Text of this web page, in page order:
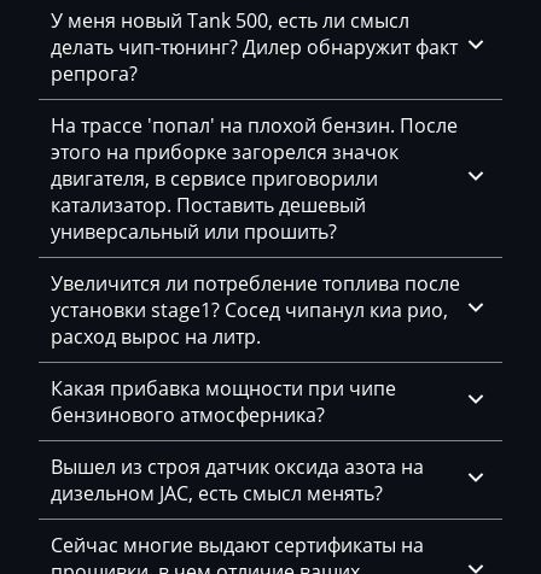
BMW
BobCat
Bomag
Brilliance
Buhler
BYD
Cadillac
Camc
Case
Caterpillar
CFMoto
Challenger
Bosch MD1CP004
Bosch MD1CP014
Bosch MD1CS004
Bosch ME(D)7.1.x
Bosch ME7.5.x
Bosch MED(C)17.1-17.5.21
Bosch MED17.1.10
Bosch MED17.1.27
Bosch MED17.1.61
Bosch MED17.5.25
Bosch MED9.1.x
Bosch MED9.5.x
Bosch MG1CS001
У меня новый Tank 500, есть ли смысл
делать чип-тюнинг? Дилер обнаружит факт
репрога?
На трассе 'попал' на плохой бензин. После
этого на приборке загорелся значок
двигателя, в сервисе приговорили
катализатор. Поставить дешевый
универсальный или прошить?
Увеличится ли потребление топлива после
установки stage1? Сосед чипанул киа рио,
расход вырос на литр.
Какая прибавка мощности при чипе
бензинового атмосферника?
Вышел из строя датчик оксида азота на
дизельном JAC, есть смысл менять?
Сейчас многие выдают сертификаты на